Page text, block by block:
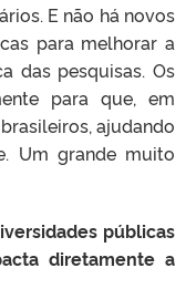
E não há novos
para melhorar a
das pesquisas. Os
para que, em
ajudando
Um grande muito
públicas
diretamente a